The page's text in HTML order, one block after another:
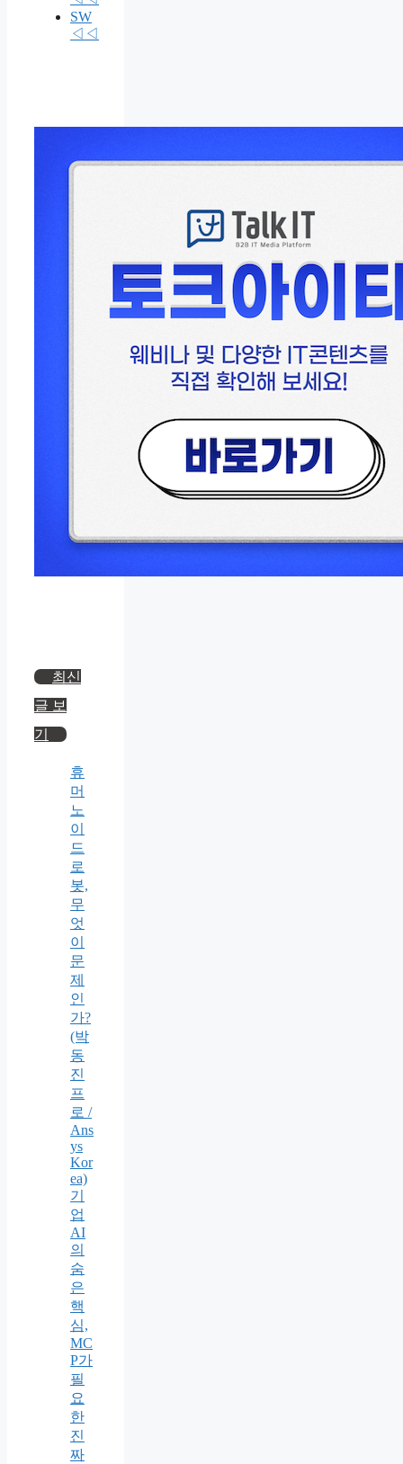
SW
◁◁
최신
글 보
기
휴
머
노
이
드
로
봇,
무
엇
이
문
제
인
가?
(박
동
진
프
로 /
Ans
ys
Kor
ea)
기
업
AI
의
숨
은
핵
심,
MC
P가
필
요
한
진
짜